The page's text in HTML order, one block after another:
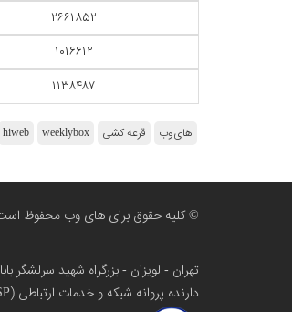
۲۶۶۱۸۵۲
۱۰۱۶۶۱۲
۱۱۳۸۴۸۷
های‌وب قرعه کشی weeklybox
hiweb
© کلیه حقوق برای های وب محفوظ
تهران - لویزان - بزرگراه شهید سرلشگر
دارنده پروانه شبکه و خدمات ارتباطی (UNSP) به شماره ۱۳-۱۳۰-۱۰۰